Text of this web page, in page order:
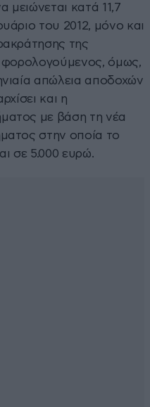
μειώνεται κατά 11,7
του 2012, μόνο και
της
φορολογούμενος, όμως,
απώλεια αποδοχών
και η
με βάση τη νέα
στην οποία το
σε 5.000 ευρώ.